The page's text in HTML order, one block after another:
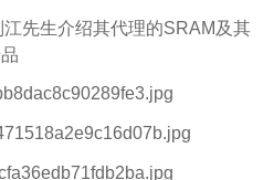
先生介绍其代理的SRAM及其